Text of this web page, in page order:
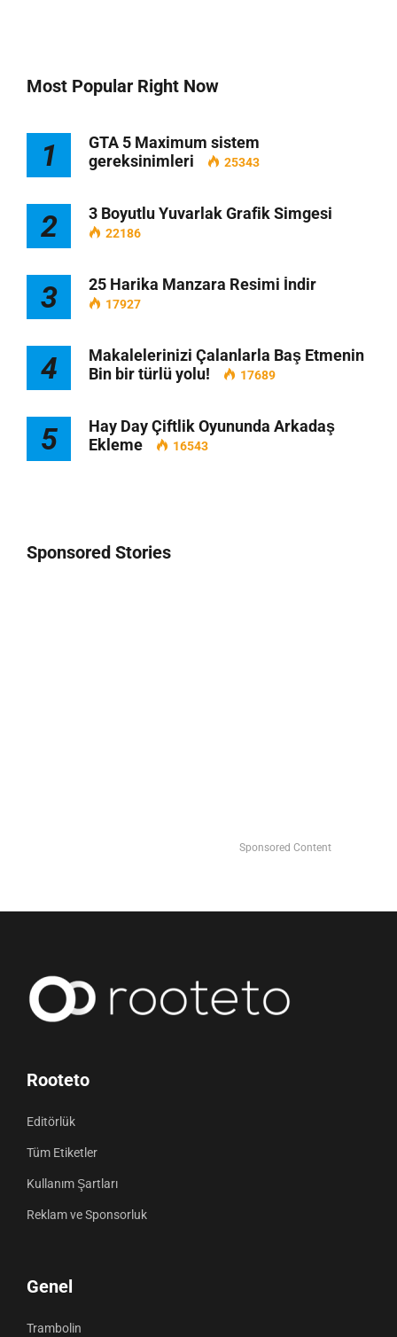
Most Popular Right Now
1
GTA 5 Maximum sistem
gereksinimleri
25343
2 3 Boyutlu Yuvarlak Grafik Simgesi
22186
3 25 Harika Manzara Resimi İndir
17927
4
Makalelerinizi Çalanlarla Baş Etmenin
Bin bir türlü yolu!
17689
5
Hay Day Çiftlik Oyununda Arkadaş
Ekleme
16543
Sponsored Stories
Sponsored Content
Rooteto
Editörlük
Tüm Etiketler
Kullanım Şartları
Reklam ve Sponsorluk
Genel
Trambolin